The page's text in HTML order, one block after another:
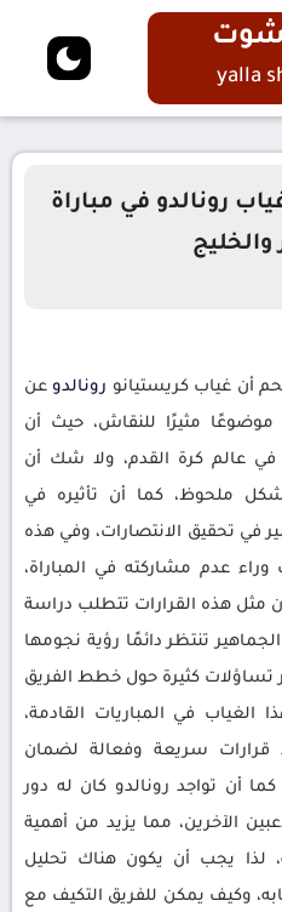
شوت
yalla
رونالدو في مباراة
والخليج
أن غياب كريستيانو رونالدو عن
موضوعًا مثيرًا للنقاش، حيث أن
في عالم كرة القدم، ولا شك أن
ملحوظ، كما أن تأثيره في
في تحقيق الانتصارات، وفي هذه
وراء عدم مشاركته في المباراة،
مثل هذه القرارات تتطلب دراسة
تنتظر دائمًا رؤية نجومها
تساؤلات كثيرة حول خطط الفريق
الغياب في المباريات القادمة،
قرارات سريعة وفعالة لضمان
كما أن تواجد رونالدو كان له دور
الآخرين، مما يزيد من أهمية
لذا يجب أن يكون هناك تحليل
وكيف يمكن للفريق التكيف مع